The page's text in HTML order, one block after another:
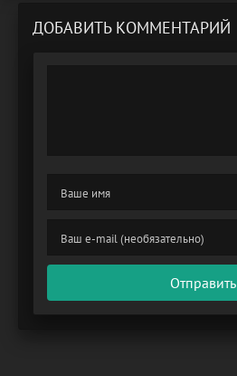
ДОБАВИТЬ КОММЕНТАРИЙ
Отправить